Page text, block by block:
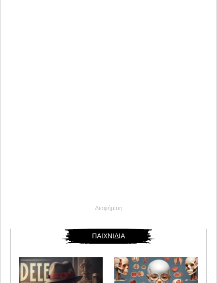
Διαφήμιση
ΠΑΙΧΝΙΔΙΑ